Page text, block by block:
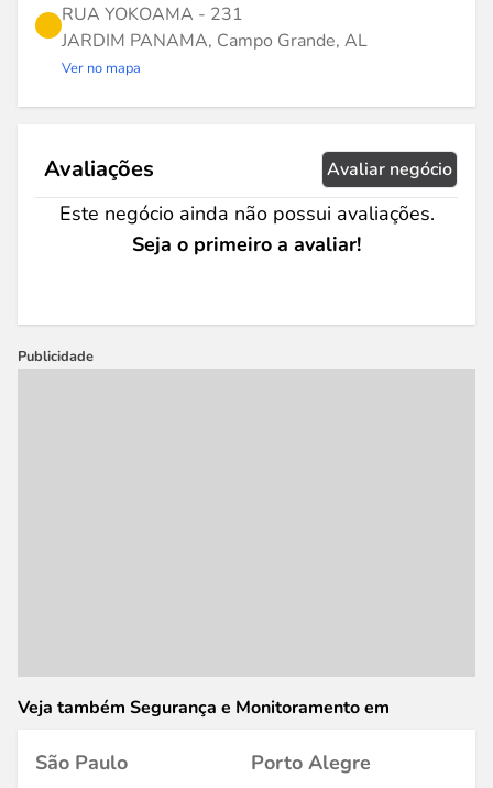
RUA YOKOAMA - 231
JARDIM PANAMA, Campo Grande, AL
Ver no mapa
Avaliações Avaliar negócio
Este negócio ainda não possui avaliações.
Seja o primeiro a avaliar!
Publicidade
Veja também Segurança e Monitoramento em
São Paulo
Porto Alegre